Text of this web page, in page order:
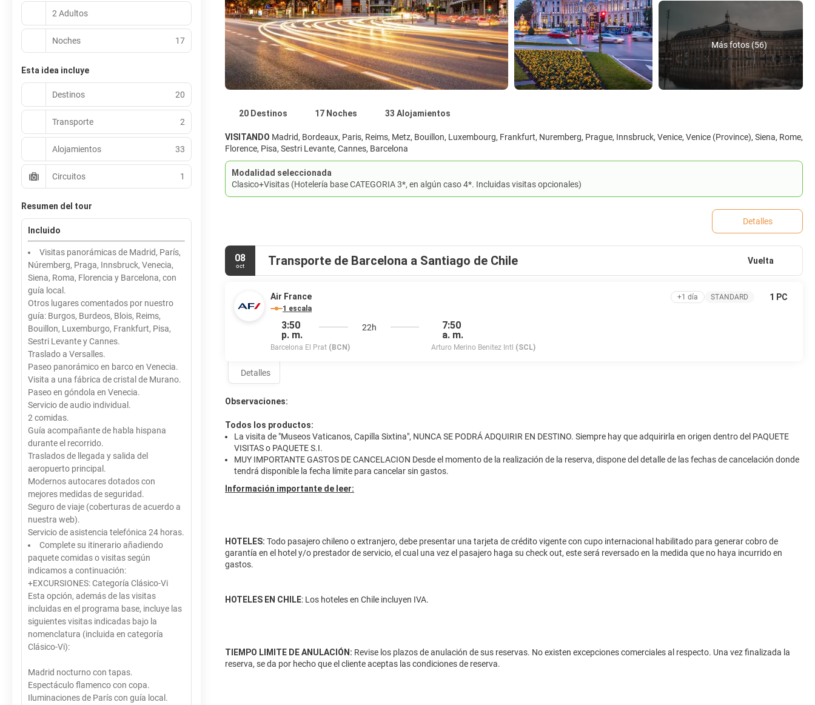
Más fotos (56)
20 Destinos 17 Noches 33 Alojamientos
VISITANDO Madrid, Bordeaux, Paris, Reims, Metz, Bouillon, Luxembourg, Frankfurt, Nuremberg, Prague, Innsbruck, Venice, Venice (Province), Siena, Rome,
Florence, Pisa, Sestri Levante, Cannes, Barcelona
Modalidad seleccionada
Clasico+Visitas (Hotelería base CATEGORIA 3*, en algún caso 4*. Incluidas visitas opcionales)
Detalles
08
oct Transporte de Barcelona a Santiago de Chile Vuelta
Air France
1 escala
3:50
p. m.
Barcelona El Prat (BCN)
22h
7:50
a. m.
Arturo Merino Benitez Intl (SCL)
+1 día STANDARD 1 PC
Detalles
Observaciones:
Todos los productos:
La visita de "Museos Vaticanos, Capilla Sixtina", NUNCA SE PODRÁ ADQUIRIR EN DESTINO. Siempre hay que adquirirla en origen dentro del PAQUETE
VISITAS o PAQUETE S.I.
MUY IMPORTANTE GASTOS DE CANCELACION Desde el momento de la realización de la reserva, dispone del detalle de las fechas de cancelación donde
tendrá disponible la fecha límite para cancelar sin gastos.
Información importante de leer:
HOTELES: Todo pasajero chileno o extranjero, debe presentar una tarjeta de crédito vigente con cupo internacional habilitado para generar cobro de
garantía en el hotel y/o prestador de servicio, el cual una vez el pasajero haga su check out, este será reversado en la medida que no haya incurrido en
gastos.
HOTELES EN CHILE: Los hoteles en Chile incluyen IVA.
TIEMPO LIMITE DE ANULACIÓN: Revise los plazos de anulación de sus reservas. No existen excepciones comerciales al respecto. Una vez finalizada la
reserva, se da por hecho que el cliente aceptas las condiciones de reserva.
2 Adultos
Noches 17
Esta idea incluye
Destinos 20
Transporte 2
Alojamientos 33
Circuitos 1
Resumen del tour
Incluido
Visitas panorámicas de Madrid, París,
Núremberg, Praga, Innsbruck, Venecia,
Siena, Roma, Florencia y Barcelona, con
guía local.
Otros lugares comentados por nuestro
guía: Burgos, Burdeos, Blois, Reims,
Bouillon, Luxemburgo, Frankfurt, Pisa,
Sestri Levante y Cannes.
Traslado a Versalles.
Paseo panorámico en barco en Venecia.
Visita a una fábrica de cristal de Murano.
Paseo en góndola en Venecia.
Servicio de audio individual.
2 comidas.
Guía acompañante de habla hispana
durante el recorrido.
Traslados de llegada y salida del
aeropuerto principal.
Modernos autocares dotados con
mejores medidas de seguridad.
Seguro de viaje (coberturas de acuerdo a
nuestra web).
Servicio de asistencia telefónica 24 horas.
Complete su itinerario añadiendo
paquete comidas o visitas según
indicamos a continuación:
+EXCURSIONES: Categoría Clásico-Vi
Esta opción, además de las visitas
incluidas en el programa base, incluye las
siguientes visitas indicadas bajo la
nomenclatura (incluida en categoría
Clásico-Vi):
Madrid nocturno con tapas.
Espectáculo flamenco con copa.
Iluminaciones de París con guía local.